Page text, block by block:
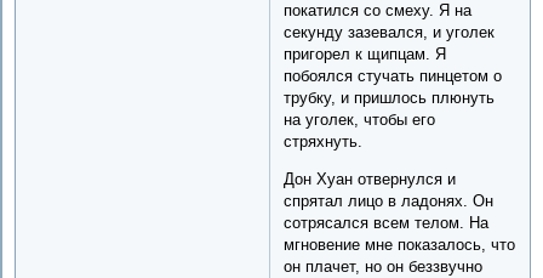
покатился со смеху. Я на
секунду зазевался, и уголек
пригорел к щипцам. Я
побоялся стучать пинцетом о
трубку, и пришлось плюнуть
на уголек, чтобы его
стряхнуть.
Дон Хуан отвернулся и
спрятал лицо в ладонях. Он
сотрясался всем телом. На
мгновение мне показалось, что
он плачет, но он беззвучно